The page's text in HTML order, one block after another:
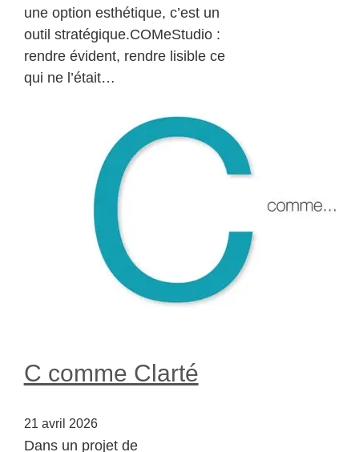
une option esthétique, c’est un
outil stratégique.COMeStudio :
rendre évident, rendre lisible ce
qui ne l’était…
C comme Clarté
21 avril 2026
Dans un projet de